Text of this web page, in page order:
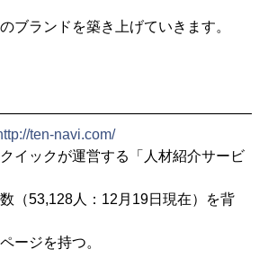
ブランドを築き上げていきます。
ten-navi.com/
イックが運営する「人材紹介サービ
（53,128人：12月19日現在）を背
ージを持つ。